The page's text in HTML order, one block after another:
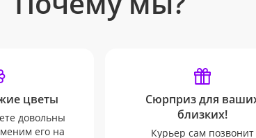
цветы
довольны
его на
Сюрприз для
близких!
Курьер сам позвонит